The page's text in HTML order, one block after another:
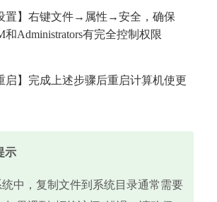
置】右键文件→属性→安全，确保
和Administrators有完全控制权限
启】完成上述步骤后重启计算机使更
示
统中，复制文件到系统目录通常需要